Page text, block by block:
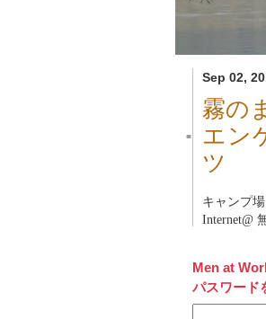
Sep 02,
■
霧の
エン
ツ
キャンプ場
Internet@
Men at
パスワード